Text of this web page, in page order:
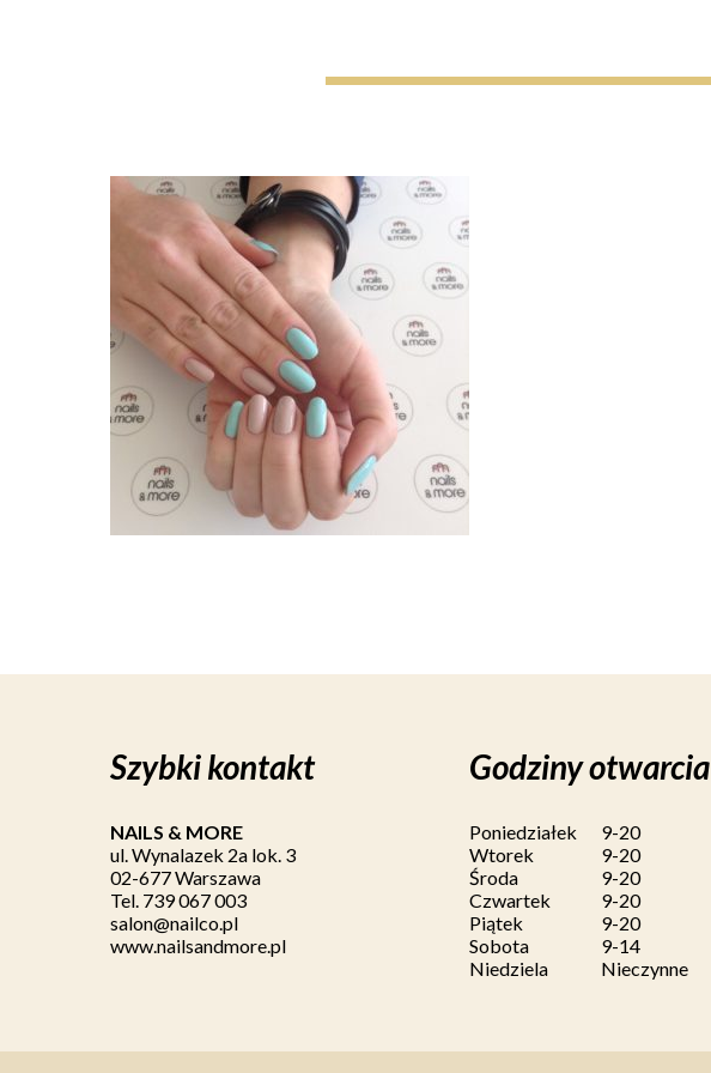
Szybki kontakt
NAILS & MORE
ul. Wynalazek 2a lok. 3
02-677 Warszawa
Tel. 739 067 003
salon@nailco.pl
www.nailsandmore.pl
Godziny otwarcia
Poniedziałek
9-20
Wtorek
9-20
Środa
9-20
Czwartek
9-20
Piątek
9-20
Sobota
9-14
Niedziela
Nieczynne